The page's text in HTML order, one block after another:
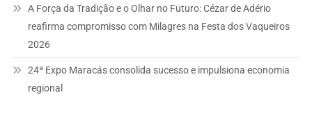
A Força da Tradição e o Olhar no Futuro: Cézar de Adério
reafirma compromisso com Milagres na Festa dos Vaqueiros
2026
24ª Expo Maracás consolida sucesso e impulsiona economia
regional